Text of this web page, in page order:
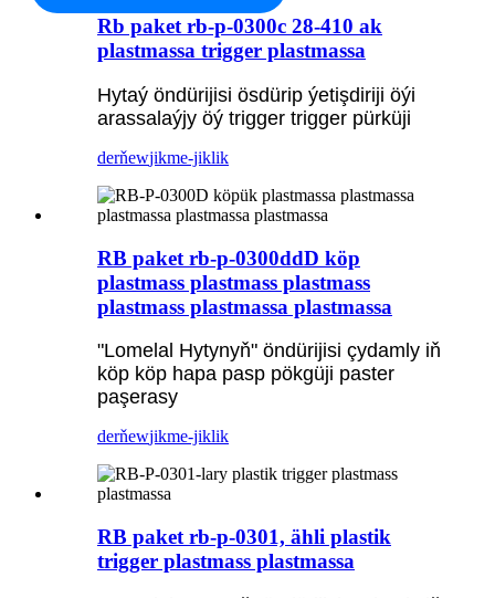
Rb paket rb-p-0300c 28-410 ak
plastmassa trigger plastmassa
Hytaý öndürijisi ösdürip ýetişdiriji öýi
arassalaýjy öý trigger trigger pürküji
derňewjikme-jiklik
RB paket rb-p-0300ddD köp
plastmass plastmass plastmass
plastmass plastmassa plastmassa
"Lomelal Hytynyň" öndürijisi çydamly iň
köp köp hapa pasp pökgüji paster
paşerasy
derňewjikme-jiklik
RB paket rb-p-0301, ähli plastik
trigger plastmass plastmassa